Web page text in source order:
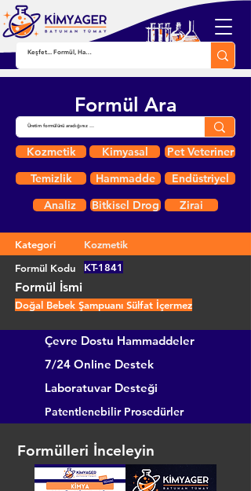
Formül Ara
Kozmetik Kimyasal
Pet Veteriner
Temizlik
Hammadde
Endüstriyel
Analiz
Bitkisel Drog Zirai
Kategori
Kozmetik
Formül Kodu
KT-1841
Formül İsmi
Doğal Bebek Şampuanı Sülfat İçermez
Çevre Dostu Hammaddeler
7/24 Online Destek
Laboratuvar Desteği
Patentlenebilir Prosedürler
Formülleri İnceleyin